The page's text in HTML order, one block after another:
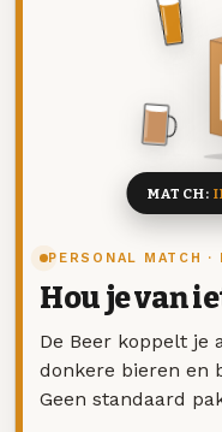
PERSONAL MATCH ·
Hou je van
De Beer koppelt je
donkere bieren en
Geen standaard
MATCH: